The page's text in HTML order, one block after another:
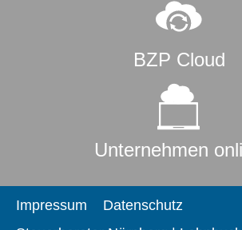
BZP Cloud
Unternehmen
Impressum
Datenschutz